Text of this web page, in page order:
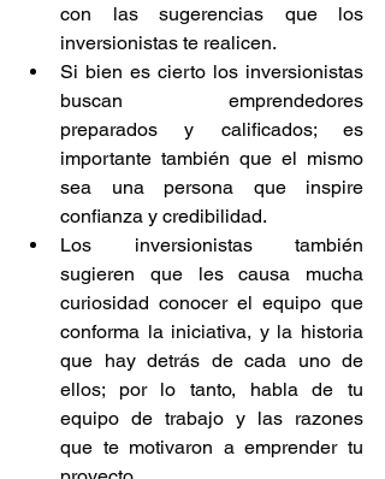
con las sugerencias que los
inversionistas te realicen.
Si bien es cierto los inversionistas
buscan emprendedores
preparados y calificados; es
importante también que el mismo
sea una persona que inspire
confianza y credibilidad.
Los inversionistas también
sugieren que les causa mucha
curiosidad conocer el equipo que
conforma la iniciativa, y la historia
que hay detrás de cada uno de
ellos; por lo tanto, habla de tu
equipo de trabajo y las razones
que te motivaron a emprender tu